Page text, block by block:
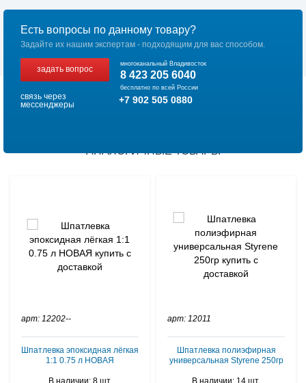
Есть вопросы по данному товару?
Задайте их нашим экспертам - подходящим для вас способом.
задать вопрос
многоканальный Владивосток
8 423 205 6040
бесплатно по всей России
связь через
мессенджеры
+7 902 505 0880
АНАЛОГИЧНЫЕ ТОВАРЫ
арт: 12202--
Шпатлевка эпоксидная лёгкая
1:1 0.75 л НОВАЯ
В наличии: 8 шт.
арт: 12011
Шпатлевка полиэфирная
универсальная Styrene 250гр
В наличии: 14 шт.